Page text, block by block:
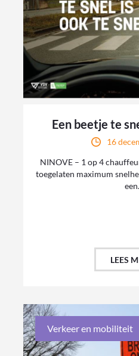
Een beetje te
16
NINOVE – 1 op 4
toegelaten maximum
LEES
Verkeer en mobiliteit